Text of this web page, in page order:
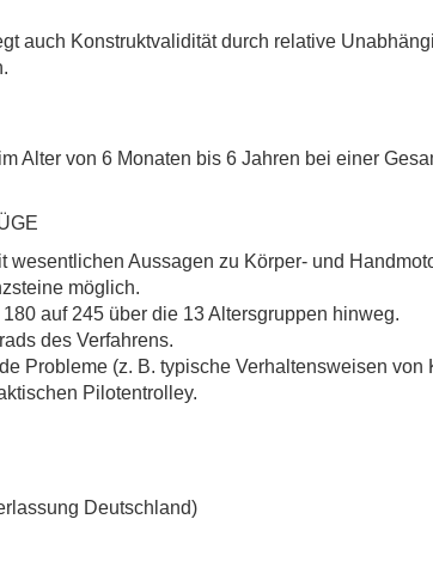
auch Konstruktvalidität durch relative
Alter von 6 Monaten bis 6 Jahren bei einer
wesentlichen Aussagen zu Körper- und
möglich.
auf 245 über die 13 Altersgruppen hinweg.
des Verfahrens.
Probleme (z. B. typische Verhaltensweisen von
Pilotentrolley.
Deutschland)